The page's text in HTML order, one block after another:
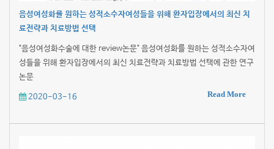
음성여성화를 원하는 성적소수자여성들을 위해 환자입장에서의 최신 치
료전략과 치료방법 선택
"음성여성화수술에 대한 review논문" 음성여성화를 원하는 성적소수자여
성들을 위해 환자입장에서의 최신 치료전략과 치료방법 선택에 관한 연구
논문
2020-03-16 Read More